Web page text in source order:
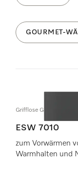
GOURMET-
Grifflose Gourmet-
ESW 7010
zum Vorwärmen
Warmhalten und